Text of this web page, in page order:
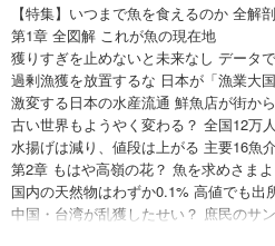
【特集】いつまで魚を食えるのか 全解
第1章 全図解 これが魚の現在地
獲りすぎを止めないと未来なし データ
過剰漁獲を放置するな 日本が「漁業大
激変する日本の水産流通 鮮魚店が街か
古い世界もようやく変わる？ 全国12万
水揚げは減り、値段は上がる 主要16魚
第2章 もはや高嶺の花？ 魚を求めさま
国内の天然物はわずか0.1% 高値でも出
中国・台湾が乱獲したせい？ 庶民のサ
殻割りから盛り付けまで ウニは人件費